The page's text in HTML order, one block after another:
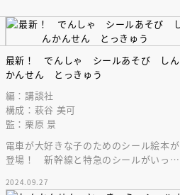
最新！ でんしゃ シールあそび しん
かんせん とっきゅう
編：講談社
構成：萩谷 美可
監：栗原 景
電車が大好きな子のためのシール絵本が
登場！ 新幹線と特急のシールがいっぱ
嬉しい♪
2024.09.27